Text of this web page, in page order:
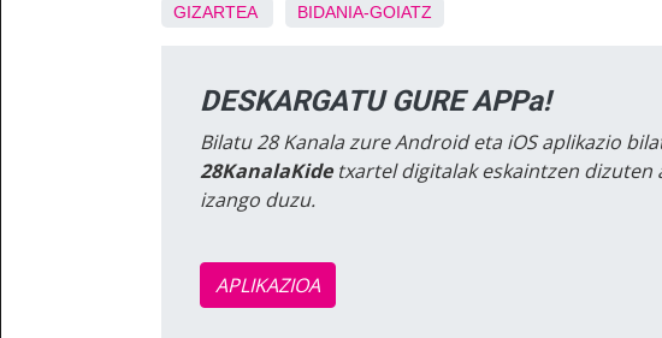
GIZARTEA BIDANIA-GOIATZ
DESKARGATU GURE APPa!
Bilatu 28 Kanala zure Android eta iOS aplikazio
28KanalaKidetxartel digitalak eskaintzen dizuten
izango duzu.
APLIKAZIOA